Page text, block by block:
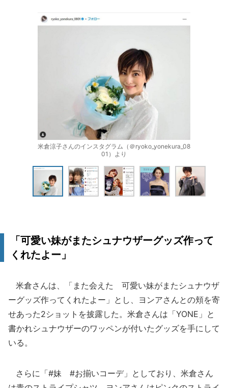
米倉涼子さんのインスタグラム（＠ryoko_yonekura_08
01）より
「可愛い妹がまたシュナウザーグッズ作って
くれたよー」
米倉さんは、「また会えた 可愛い妹がまたシュナウザ
ーグッズ作ってくれたよー」とし、ヨンアさんとの頬を寄
せあった2ショットを披露した。米倉さんは「YONE」と
書かれシュナウザーのワッペンが付いたグッズを手にして
いる。
さらに「#妹 #お揃いコーデ」としており、米倉さん